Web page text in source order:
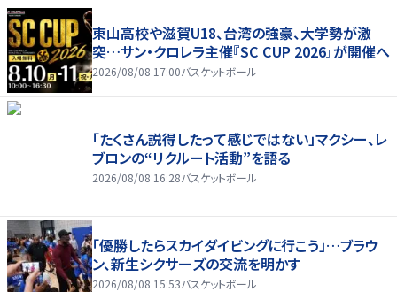
東山高校や滋賀U18、台湾の強豪、大学勢が激
突…サン・クロレラ主催『SC CUP 2026』が開催へ
2026/08/08 17:00バスケットボール
「たくさん説得したって感じではない」マクシー、レ
ブロンの“リクルート活動”を語る
2026/08/08 16:28バスケットボール
「優勝したらスカイダイビングに行こう」…ブラウ
ン、新生シクサーズの交流を明かす
2026/08/08 15:53バスケットボール